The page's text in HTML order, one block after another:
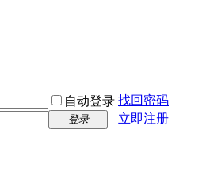
自动登录 找回密码
登录
立即注册